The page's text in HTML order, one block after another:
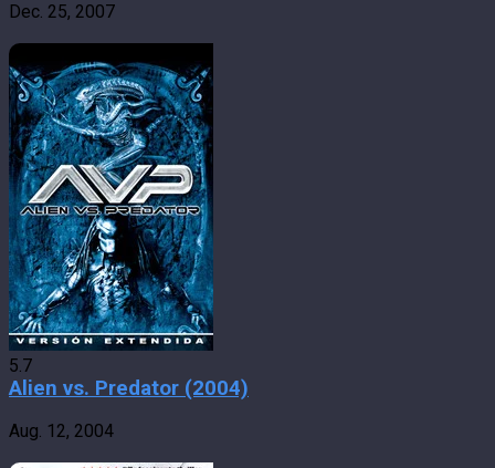
Dec. 25, 2007
5.7
Alien vs. Predator (2004)
Aug. 12, 2004